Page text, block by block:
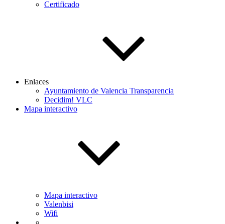
Certificado
Enlaces
Ayuntamiento de Valencia Transparencia
Decidim! VLC
Mapa interactivo
Mapa interactivo
Valenbisi
Wifi